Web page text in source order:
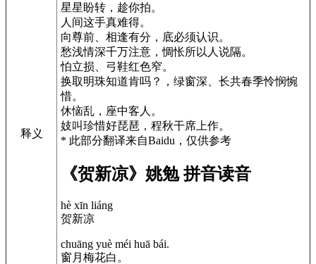
释义
星星盼转，趁你拍。
人间这手真难得。
向尊前、相逢有分，底必须认识。
愁浅情深千万注意，惆怅所以人说隔。
怕立损、弓鞋红色窄。
换取明珠知道肯吗？，绿窗深、长共春季怜悯惋
惜。
休恼乱，座中客人。
妓叫珍惜好琵琶，程秋干席上作。
* 此部分翻译来自Baidu，仅供参考
《贺新凉》姚勉 拼音读音
hè xīn liáng
贺新凉
chuāng yuè méi huā bái.
窗月梅花白。